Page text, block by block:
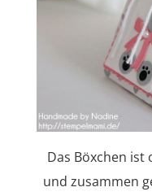
Das Böxchen ist
und zusammen